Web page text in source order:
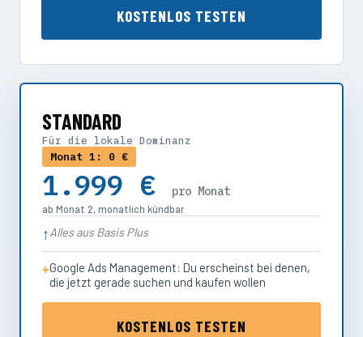
KOSTENLOS TESTEN
STANDARD
Für die lokale Dominanz
Monat 1: 0 €
1.999 € pro Monat
ab Monat 2, monatlich kündbar
Alles aus Basis Plus
Google Ads Management: Du erscheinst bei denen,
die jetzt gerade suchen und kaufen wollen
KOSTENLOS TESTEN